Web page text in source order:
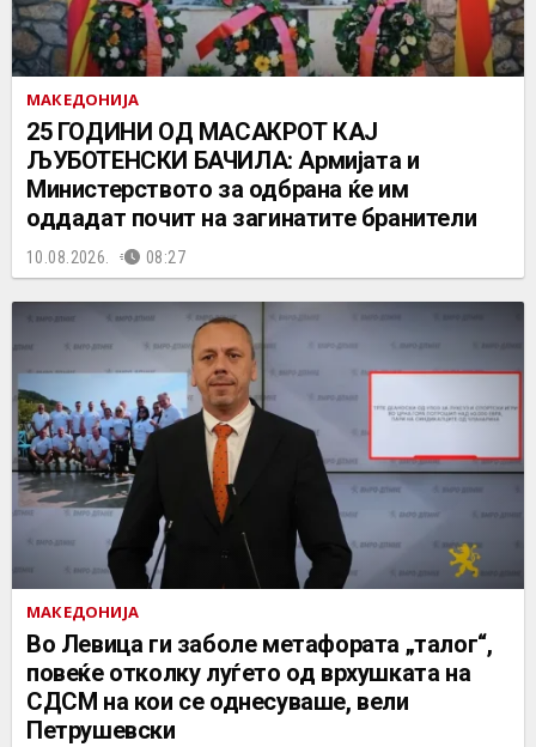
МАКЕДОНИЈА
25 ГОДИНИ ОД МАСАКРОТ КАЈ
ЉУБОТЕНСКИ БАЧИЛА: Армијата и
Министерството за одбрана ќе им
оддадат почит на загинатите бранители
10.08.2026. 08:27
МАКЕДОНИЈА
Во Левица ги заболе метафората „талог“,
повеќе отколку луѓето од врхушката на
СДСМ на кои се однесуваше, вели
Петрушевски